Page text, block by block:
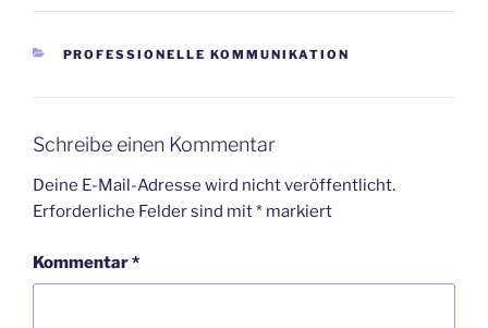
KATEGORIEN
PROFESSIONELLE KOMMUNIKATION
Schreibe einen Kommentar
Deine E-Mail-Adresse wird nicht veröffentlicht.
Erforderliche Felder sind mit* markiert
Kommentar*